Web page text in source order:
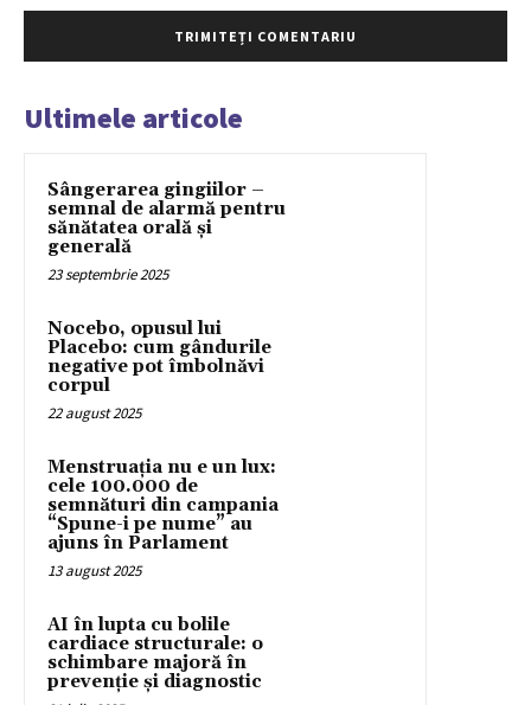
Ultimele articole
Sângerarea gingiilor –
semnal de alarmă pentru
sănătatea orală și
generală
23 septembrie 2025
Nocebo, opusul lui
Placebo: cum gândurile
negative pot îmbolnăvi
corpul
22 august 2025
Menstruația nu e un lux:
cele 100.000 de
semnături din campania
“Spune-i pe nume” au
ajuns în Parlament
13 august 2025
AI în lupta cu bolile
cardiace structurale: o
schimbare majoră în
prevenție și diagnostic